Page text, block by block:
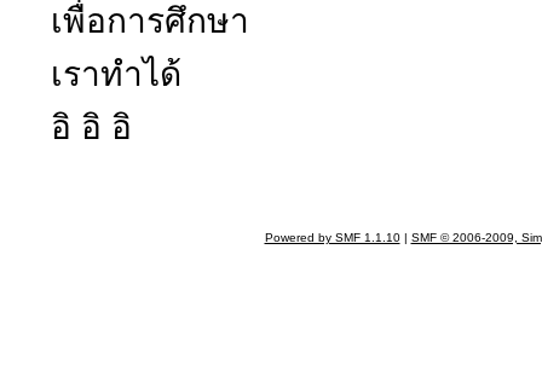
เพื่อการศึกษา
เราทำได้
อิ อิ อิ
Powered by SMF 1.1.10| SMF © 2006-2009,